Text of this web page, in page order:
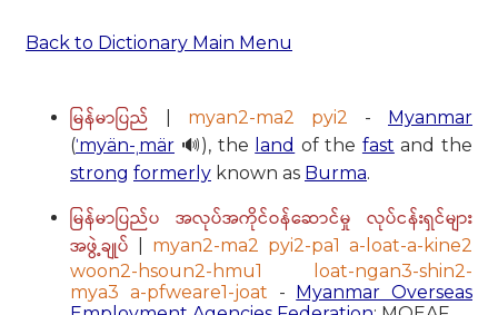
Back to Dictionary Main Menu
မြန်မာပြည် myan2-ma2 pyi2 - Myanmar
(ˈmyän-ˌmär 🔊), the land of the fast and the
strong formerly known as Burma.
မြန်မာပြည်ပ အလုပ်အကိုင်ဝန်ဆောင်မှု လုပ်ငန်းရှင်များ
အဖွဲ့ချုပ်
myan2-ma2 pyi2-pa1 a-loat-a-kine2
woon2-hsoun2-hmu1 loat-ngan3-shin2-
mya3 a-pfweare1-joat - Myanmar Overseas